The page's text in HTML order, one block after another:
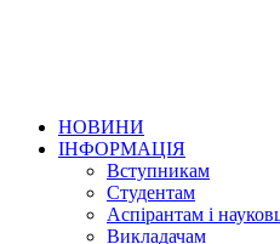
НОВИНИ
ІНФОРМАЦІЯ
Вступникам
Студентам
Аспірантам і
Викладачам